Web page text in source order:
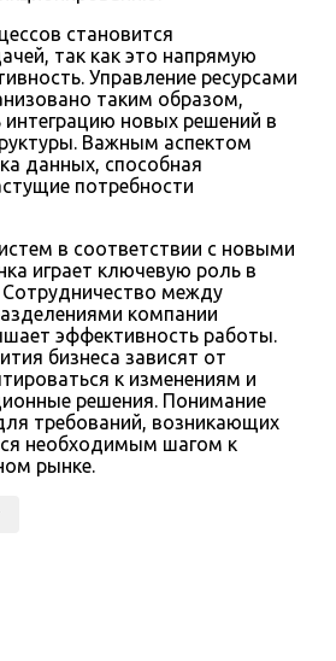
становится
так как это напрямую
Управление ресурсами
таким образом,
интеграцию новых решений в
Важным аспектом
данных, способная
потребности
в соответствии с новыми
играет ключевую роль в
между
компании
эффективность работы.
бизнеса зависят от
к изменениям и
решения. Понимание
требований, возникающих
необходимым шагом к
рынке.